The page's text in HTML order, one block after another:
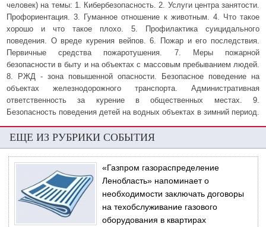
человек) на темы: 1. Кибербезопасность. 2. Услуги центра занятости.
Профориентация. 3. Гуманное отношение к животным. 4. Что такое
хорошо и что такое плохо. 5. Профилактика суицидального
поведения. О вреде курения вейпов. 6. Пожар и его последствия.
Первичные средства пожаротушения. 7. Меры пожарной
безопасности в быту и на объектах с массовым пребыванием людей.
8. РЖД - зона повышенной опасности. Безопасное поведение на
объектах железнодорожного транспорта. Административная
ответственность за курение в общественных местах. 9.
Безопасность поведения детей на водных объектах в зимний период.
ЕЩЕ ИЗ РУБРИКИ СОБЫТИЯ
«Газпром газораспределение
Ленобласть» напоминает о
необходимости заключать договоры
на техобслуживание газового
оборудования в квартирах